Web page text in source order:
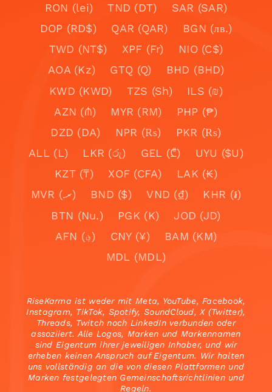
RON (lei)
TND (DT)
SAR (SAR)
DOP (RD$)
QAR (QAR)
BGN (лв.)
TWD (NT$)
XPF (Fr)
NIO (C$)
AOA (Kz)
GTQ (Q)
BHD (BHD)
KWD (KWD)
TZS (Sh)
ILS (₪)
AZN (₼)
MYR (RM)
PHP (₱)
DZD (DA)
NPR (₨)
PKR (₨)
ALL (L)
LKR (රු) GEL (₾)
UYU ($U)
KZT (₸)
XOF (CFA)
LAK (₭)
MVR (.ރ)
BND ($) VND (₫)
KHR (៛)
BTN (Nu.)
PGK (K)
JOD (JD)
AFN (؋)
CNY (¥)
BAM (KM)
MDL (MDL)
RiseKarma ist weder mit Meta, YouTube, Facebook,
Instagram, TikTok, Spotify, SoundCloud, X (Twitter),
Threads, Twitch noch LinkedIn verbunden oder
assoziiert. Alle Logos, Marken und Markennamen
sind Eigentum ihrer jeweiligen Inhaber, und wir
erheben keinen Anspruch auf Eigentum. Wir halten
uns vollständig an die von diesen Plattformen und
Marken festgelegten Gemeinschaftsrichtlinien und
Regeln.